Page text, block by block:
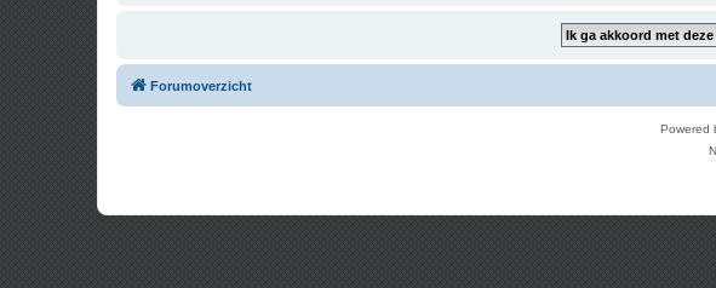
Forumoverzicht
Powered